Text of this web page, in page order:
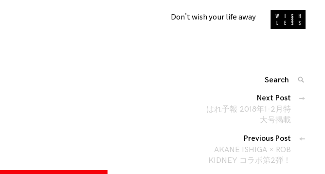
Don't wish your life away
稿
ー
Next Post
はれ予報 2018年1-2月特
大号掲載
Previous Post
AKANE ISHIGA × ROB
KIDNEY コラボ第2弾！